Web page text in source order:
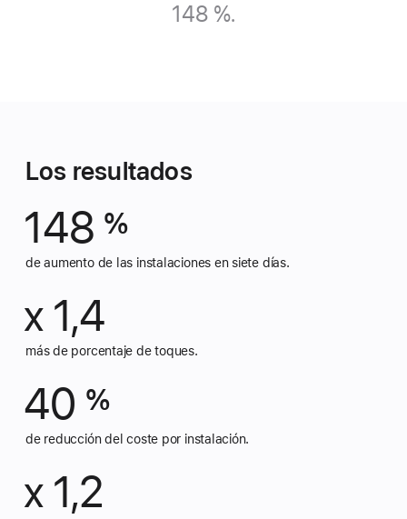
148 %.
Los resultados
148 %
de aumento de las instalaciones en siete días.
x 1,4
más de porcentaje de toques.
40 %
de reducción del coste por instalación.
x 1,2